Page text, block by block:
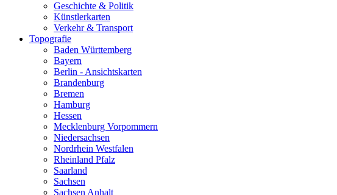
Geschichte & Politik
Künstlerkarten
Verkehr & Transport
Topografie
Baden Württemberg
Bayern
Berlin - Ansichtskarten
Brandenburg
Bremen
Hamburg
Hessen
Mecklenburg Vorpommern
Niedersachsen
Nordrhein Westfalen
Rheinland Pfalz
Saarland
Sachsen
Sachsen Anhalt